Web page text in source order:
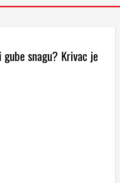
snagu? Krivac je